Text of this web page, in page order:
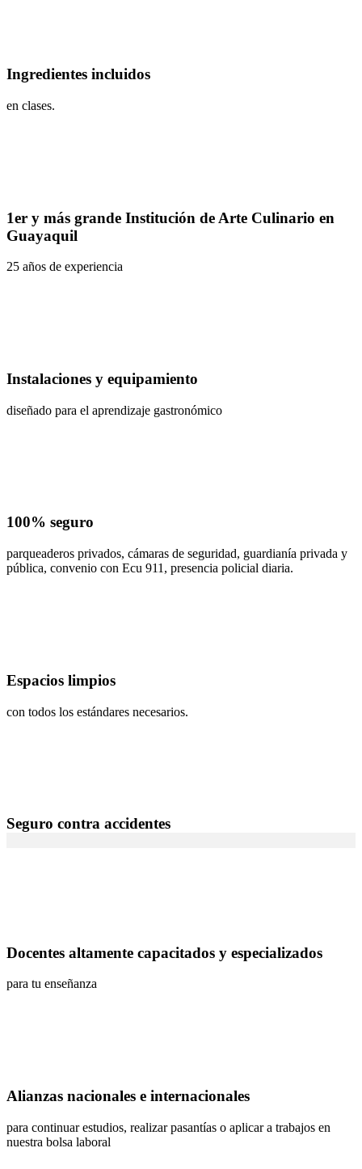
Ingredientes incluidos
en clases.
1er y más grande Institución de Arte Culinario en
Guayaquil
25 años de experiencia
Instalaciones y equipamiento
diseñado para el aprendizaje gastronómico
100% seguro
parqueaderos privados, cámaras de seguridad, guardianía privada y
pública, convenio con Ecu 911, presencia policial diaria.
Espacios limpios
con todos los estándares necesarios.
Seguro contra accidentes
Docentes altamente capacitados y especializados
para tu enseñanza
Alianzas nacionales e internacionales
para continuar estudios, realizar pasantías o aplicar a trabajos en
nuestra bolsa laboral